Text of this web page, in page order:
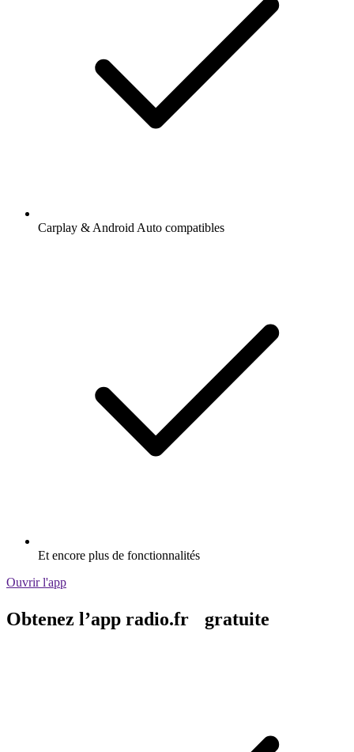
Carplay & Android Auto compatibles
Et encore plus de fonctionnalités
Ouvrir l'app
Obtenez l’app radio.fr gratuite